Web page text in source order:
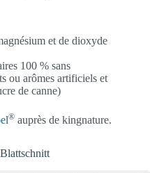
et de dioxyde
100 % sans
ou arômes artificiels et
de canne)
® auprès de kingnature.